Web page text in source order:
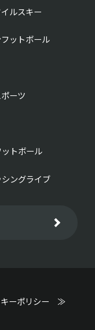
ルスキー
ットボール
ーツ
トボール
ングライブ
キーポリシー ≫